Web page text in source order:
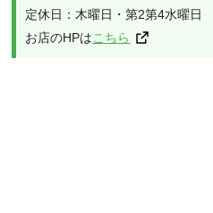
定休日：木曜日・第2第4水曜日
お店のHPはこちら